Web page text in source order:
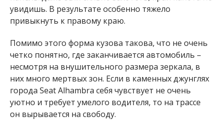
увидишь. В результате особенно тяжело
привыкнуть к правому краю.
Помимо этого форма кузова такова, что не очень
четко понятно, где заканчивается автомобиль –
несмотря на внушительного размера зеркала, в
них много мертвых зон. Если в каменных джунглях
города Seat Alhambra себя чувствует не очень
уютно и требует умелого водителя, то на трассе
он вырывается на свободу.